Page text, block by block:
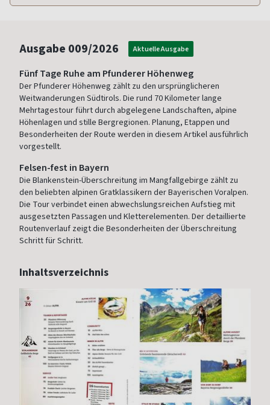
Ausgabe 009/2026 Aktuelle Ausgabe
Fünf Tage Ruhe am Pfunderer Höhenweg
Der Pfunderer Höhenweg zählt zu den ursprünglicheren
Weitwanderungen Südtirols. Die rund 70 Kilometer lange
Mehrtagestour führt durch abgelegene Landschaften, alpine
Höhenlagen und stille Bergregionen. Planung, Etappen und
Besonderheiten der Route werden in diesem Artikel ausführlich
vorgestellt.
Felsen-fest in Bayern
Die Blankenstein-Überschreitung im Mangfallgebirge zählt zu
den beliebten alpinen Gratklassikern der Bayerischen Voralpen.
Die Tour verbindet einen abwechslungsreichen Aufstieg mit
ausgesetzten Passagen und Kletterelementen. Der detaillierte
Routenverlauf zeigt die Besonderheiten der Überschreitung
Schritt für Schritt.
Inhaltsverzeichnis